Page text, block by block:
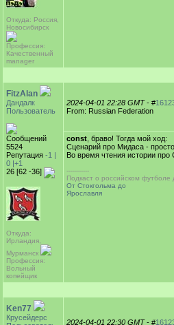
Откуда: Россия,
Новосибирск
Профессия:
Качественный
manager
FitzAlan
Дандалк
Пользователь
Сообщений
5524
Репутация -1 |
0 |+1
26 [62 -36]
Откуда:
Ирландия,
Мурманск
Профессия:
Вольный
копейщик
2024-04-01 22:28 GMT- #
From: Russian Federation
const , браво! Тогда мой ход:
Сценарий про Мидаса -
Во время чтения истории
-----------
Подкаст о российском
От Стокгольма до
Ярославля
Ken77
Крусейдерс
2024-04-01 22:30 GMT- #